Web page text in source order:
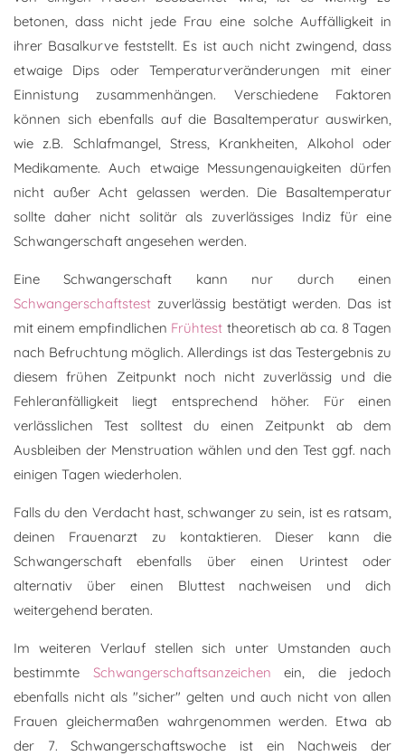
betonen, dass nicht jede Frau eine solche Auffälligkeit in
ihrer Basalkurve feststellt. Es ist auch nicht zwingend, dass
etwaige Dips oder Temperaturveränderungen mit einer
Einnistung zusammenhängen. Verschiedene Faktoren
können sich ebenfalls auf die Basaltemperatur auswirken,
wie z.B. Schlafmangel, Stress, Krankheiten, Alkohol oder
Medikamente. Auch etwaige Messungenauigkeiten dürfen
nicht außer Acht gelassen werden. Die Basaltemperatur
sollte daher nicht solitär als zuverlässiges Indiz für eine
Schwangerschaft angesehen werden.
Eine Schwangerschaft kann nur durch einen
Schwangerschaftstest zuverlässig bestätigt werden. Das ist
mit einem empfindlichen Frühtest theoretisch ab ca. 8 Tagen
nach Befruchtung möglich. Allerdings ist das Testergebnis zu
diesem frühen Zeitpunkt noch nicht zuverlässig und die
Fehleranfälligkeit liegt entsprechend höher. Für einen
verlässlichen Test solltest du einen Zeitpunkt ab dem
Ausbleiben der Menstruation wählen und den Test ggf. nach
einigen Tagen wiederholen.
Falls du den Verdacht hast, schwanger zu sein, ist es ratsam,
deinen Frauenarzt zu kontaktieren. Dieser kann die
Schwangerschaft ebenfalls über einen Urintest oder
alternativ über einen Bluttest nachweisen und dich
weitergehend beraten.
Im weiteren Verlauf stellen sich unter Umstanden auch
bestimmte Schwangerschaftsanzeichen ein, die jedoch
ebenfalls nicht als "sicher" gelten und auch nicht von allen
Frauen gleichermaßen wahrgenommen werden. Etwa ab
der 7. Schwangerschaftswoche ist ein Nachweis der